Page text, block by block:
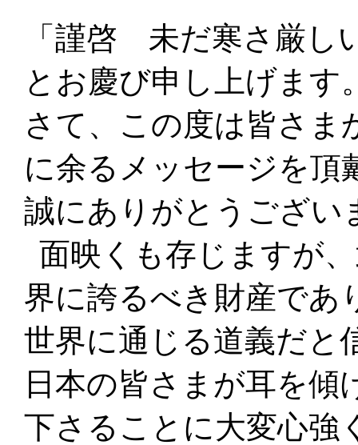
「謹啓 未だ寒さ厳し
とお慶び申し上げます
さて、この度は皆さま
に余るメッセージを頂
誠にありがとうござい
面映くも存じますが
界に誇るべき財産であ
世界に通じる道義だと
日本の皆さまが耳を傾
下さることに大変心強